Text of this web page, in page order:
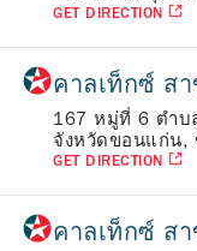
GET DIRECTION
คาลเท็กซ์ ส
167 หมู่ที่ 6 ตำบ
จังหวัดขอนแก่น,
GET DIRECTION
คาลเท็กซ์ ส